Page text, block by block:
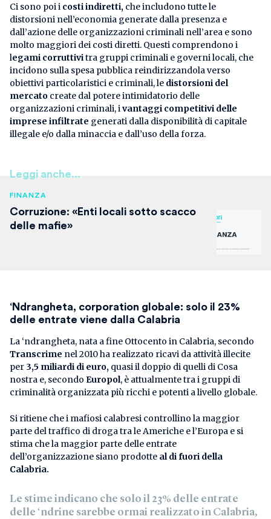
Ci sono poi i costi indiretti, che includono tutte le
distorsioni nell’economia generate dalla presenza e
dall’azione delle organizzazioni criminali nell’area e sono
molto maggiori dei costi diretti. Questi comprendono i
legami corruttivitra gruppi criminali e governi locali, che
incidono sulla spesa pubblica reindirizzandola verso
obiettivi particolaristici e criminali, le distorsioni del
mercato create dal potere intimidatorio delle
organizzazioni criminali, ivantaggi competitivi delle
imprese infiltrate generati dalla disponibilità di capitale
illegale e/o dalla minaccia e dall’uso della forza.
Leggi anche...
FINANZA
Corruzione: «Enti locali sotto scacco
delle mafie»
‘Ndrangheta, corporation globale: solo il 23%
delle entrate viene dalla Calabria
La ‘ndrangheta, nata a fine Ottocento in Calabria, secondo
Transcrime nel 2010 ha realizzato ricavi da attività illecite
per 3,5 miliardi di euro, quasi il doppio di quelli di Cosa
nostra e, secondo Europol, è attualmente tra i gruppi di
criminalità organizzata più ricchi e potenti a livello globale.
Si ritiene che i mafiosi calabresi controllino la maggior
parte del traffico di droga tra le Americhe e l’Europa e si
stima che la maggior parte delle entrate
dell’organizzazione siano prodotte al di fuori della
Calabria.
Le stime indicano che solo il 23% delle entrate
delle ‘ndrine sarebbe ormai realizzato in Calabria,